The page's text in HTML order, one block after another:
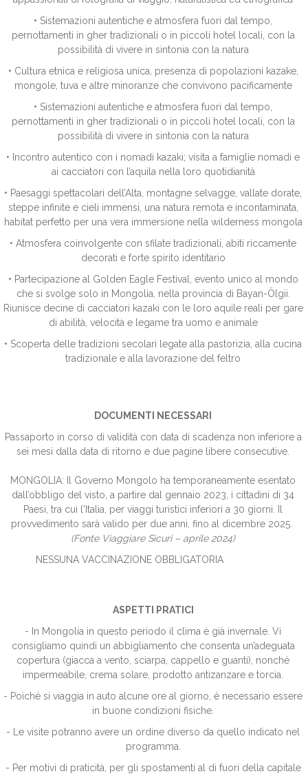
• Sistemazioni autentiche e atmosfera fuori dal tempo,
pernottamenti in gher tradizionali o in piccoli hotel locali, con la
possibilità di vivere in sintonia con la natura
• Cultura etnica e religiosa unica, presenza di popolazioni kazake,
mongole, tuva e altre minoranze che convivono pacificamente
• Sistemazioni autentiche e atmosfera fuori dal tempo,
pernottamenti in gher tradizionali o in piccoli hotel locali, con la
possibilità di vivere in sintonia con la natura
• Incontro autentico con i nomadi kazaki; visita a famiglie nomadi e
ai cacciatori con l’aquila nella loro quotidianità
• Paesaggi spettacolari dell’Alta, montagne selvagge, vallate dorate,
steppe infinite e cieli immensi, una natura remota e incontaminata,
habitat perfetto per una vera immersione nella wilderness mongola
• Atmosfera coinvolgente con sfilate tradizionali, abiti riccamente
decorati e forte spirito identitario
• Partecipazione al Golden Eagle Festival, evento unico al mondo
che si svolge solo in Mongolia, nella provincia di Bayan-Ölgii.
Riunisce decine di cacciatori kazaki con le loro aquile reali per gare
di abilità, velocità e legame tra uomo e animale
• Scoperta delle tradizioni secolari legate alla pastorizia, alla cucina
tradizionale e alla lavorazione del feltro
DOCUMENTI NECESSARI
Passaporto in corso di validità con data di scadenza non inferiore a
sei mesi dalla data di ritorno e due pagine libere consecutive.
MONGOLIA: Il Governo Mongolo ha temporaneamente esentato
dall’obbligo del visto, a partire dal gennaio 2023, i cittadini di 34
Paesi, tra cui l'Italia, per viaggi turistici inferiori a 30 giorni. Il
provvedimento sarà valido per due anni, fino al dicembre 2025.
(Fonte Viaggiare Sicuri – aprile 2024)
NESSUNA VACCINAZIONE OBBLIGATORIA
ASPETTI PRATICI
- In Mongolia in questo periodo il clima è già invernale. Vi
consigliamo quindi un abbigliamento che consenta un’adeguata
copertura (giacca a vento, sciarpa, cappello e guanti), nonché
impermeabile, crema solare, prodotto antizanzare e torcia.
- Poiché si viaggia in auto alcune ore al giorno, è necessario essere
in buone condizioni fisiche.
- Le visite potranno avere un ordine diverso da quello indicato nel
programma.
- Per motivi di praticità, per gli spostamenti al di fuori della capitale